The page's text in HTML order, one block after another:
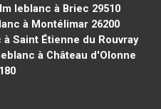
leblanc à Briec 29510
à Montélimar 26200
Saint Étienne du Rouvray
à Château d'Olonne